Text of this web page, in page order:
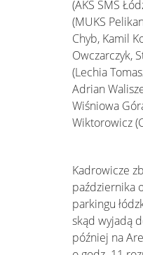
(AKS SMS
(MUKS
Chyb, Kamil
Owczarczyk,
(Lechia
Adrian
Wiśniowa
Wiktorowicz
Kadrowicze
października
parkingu
skąd wyjadą
później na